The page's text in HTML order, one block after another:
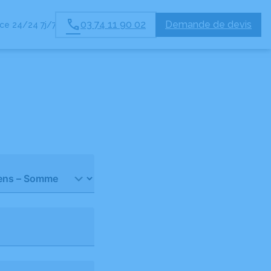
24/24 7j/7 03 74 11 90 02 Demande de devis
FUNERAIRES ESPACES HOMMAGES